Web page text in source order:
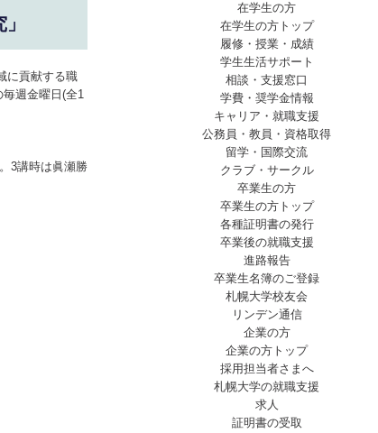
在学生の方
在学生の方トップ
履修・授業・成績
学生生活サポート
相談・支援窓口
学費・奨学金情報
キャリア・就職支援
公務員・教員・資格取得
留学・国際交流
クラブ・サークル
卒業生の方
卒業生の方トップ
各種証明書の発行
卒業後の就職支援
進路報告
卒業生名簿のご登録
札幌大学校友会
リンデン通信
企業の方
企業の方トップ
採用担当者さまへ
札幌大学の就職支援
求人
証明書の受取
に貢献する職
週金曜日(全1
3講時は眞瀬勝